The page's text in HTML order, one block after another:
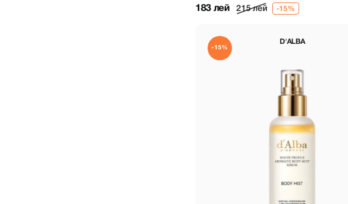
183 лей 215 лей
D'ALBA
-15%